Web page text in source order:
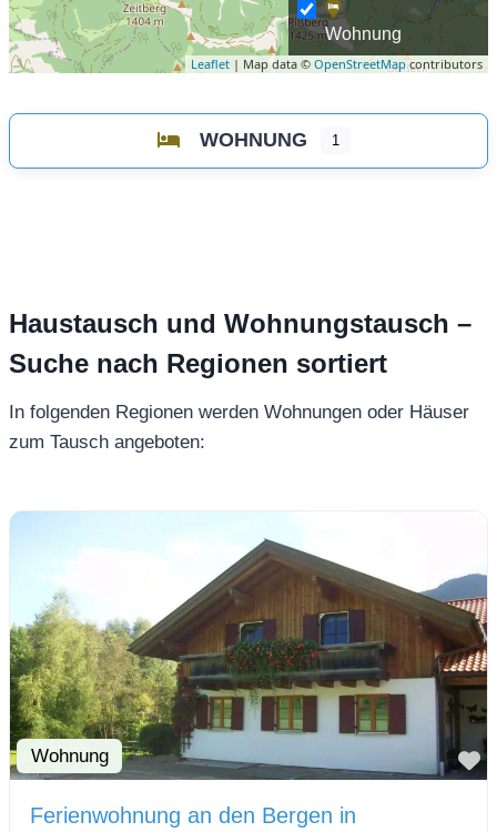
Leaflet | Map data © OpenStreetMapcontributors
Wohnung
WOHNUNG 1
Haustausch und Wohnungstausch –
Suche nach Regionen sortiert
In folgenden Regionen werden Wohnungen oder Häuser
zum Tausch angeboten:
Wohnung
Ferienwohnung an den Bergen in